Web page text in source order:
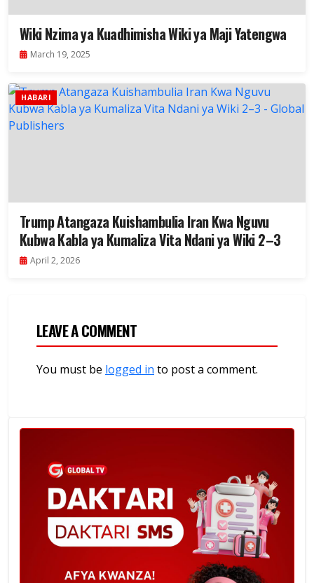
Wiki Nzima ya Kuadhimisha Wiki ya Maji Yatengwa
March 19, 2025
HABARI
Trump Atangaza Kuishambulia Iran Kwa Nguvu
Kubwa Kabla ya Kumaliza Vita Ndani ya Wiki 2–3
April 2, 2026
LEAVE A COMMENT
You must be logged in to post a comment.